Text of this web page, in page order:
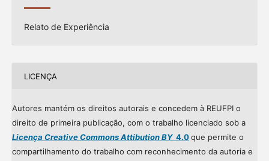
Relato de Experiência
LICENÇA
Autores mantém os direitos autorais e concedem à REUFPI o
direito de primeira publicação, com o trabalho licenciado sob a
Licença Creative Commons Attibution BY4.0que permite o
compartilhamento do trabalho com reconhecimento da autoria e